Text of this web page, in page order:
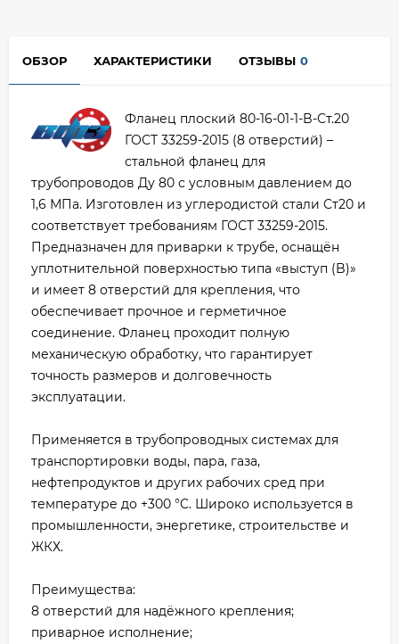
ОБЗОР ХАРАКТЕРИСТИКИ ОТЗЫВЫ 0
Фланец плоский 80-16-01-1-B-Ст.20
ГОСТ 33259-2015 (8 отверстий) –
стальной фланец для
трубопроводов Ду 80 с условным давлением до
1,6 МПа. Изготовлен из углеродистой стали Ст20 и
соответствует требованиям ГОСТ 33259-2015.
Предназначен для приварки к трубе, оснащён
уплотнительной поверхностью типа «выступ (B)»
и имеет 8 отверстий для крепления, что
обеспечивает прочное и герметичное
соединение. Фланец проходит полную
механическую обработку, что гарантирует
точность размеров и долговечность
эксплуатации.
Применяется в трубопроводных системах для
транспортировки воды, пара, газа,
нефтепродуктов и других рабочих сред при
температуре до +300 °C. Широко используется в
промышленности, энергетике, строительстве и
ЖКХ.
Преимущества:
8 отверстий для надёжного крепления;
приварное исполнение;